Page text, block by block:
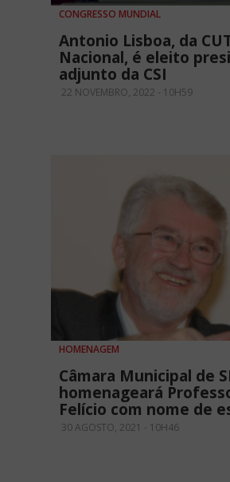
CONGRESSO MUNDIAL
Antonio Lisboa, da
Nacional, é eleito
adjunto da CSI
22 NOVEMBRO, 2022 - 10H59
HOMENAGEM
Câmara Municipal de
homenageará
Felício com nome de
30 AGOSTO, 2021 - 10H46